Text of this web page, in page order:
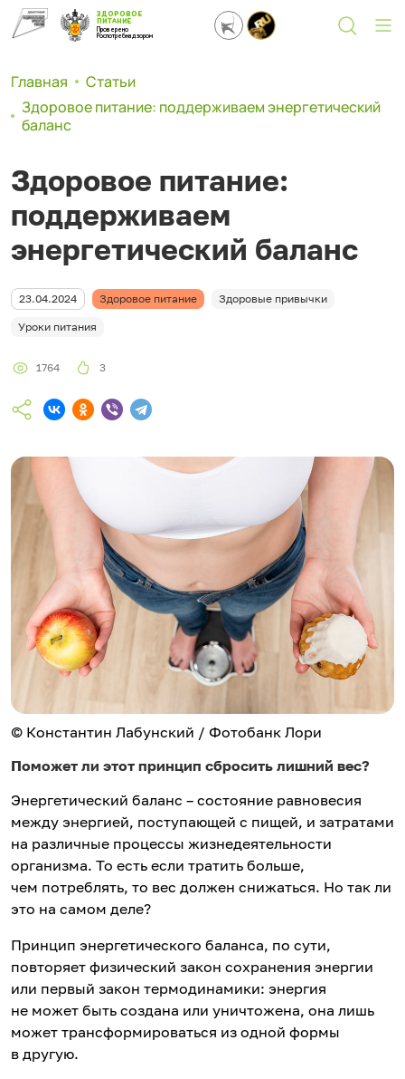
ЗДОРОВОЕ
ПИТАНИЕ
Проверено
Роспотребнадзором
Главная
Статьи
Здоровое питание: поддерживаем энергетический
баланс
Здоровое питание:
поддерживаем
энергетический баланс
23.04.2024 Здоровое питание Здоровые привычки
Уроки питания
1764 3
© Константин Лабунский / Фотобанк Лори
Поможет ли этот принцип сбросить лишний вес?
Энергетический баланс – состояние равновесия
между энергией, поступающей с пищей, и затратами
на различные процессы жизнедеятельности
организма. То есть если тратить больше,
чем потреблять, то вес должен снижаться. Но так ли
это на самом деле?
Принцип энергетического баланса, по сути,
повторяет физический закон сохранения энергии
или первый закон термодинамики: энергия
не может быть создана или уничтожена, она лишь
может трансформироваться из одной формы
в другую.